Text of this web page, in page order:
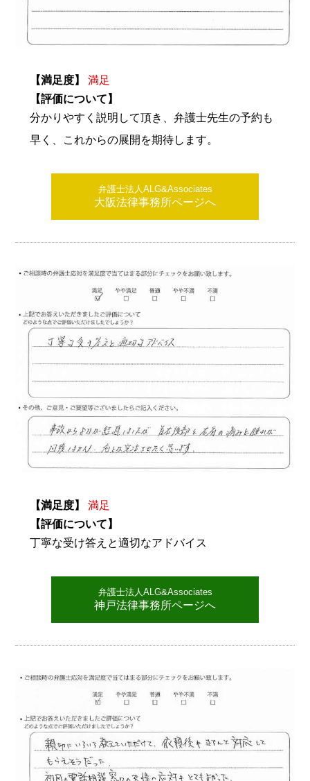
【満足度】
満足
【評価について】
分かりやすく説明して頂き、弁護士先生の予約も
早く、これからの展開を期待します。
弁護士法人ALG&Associates
大阪法律事務所ページへ
【満足度】
満足
【評価について】
丁寧な受け答えと適切なアドバイス
弁護士法人ALG&Associates
神戸法律事務所ページへ